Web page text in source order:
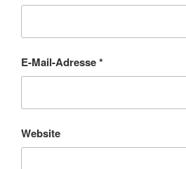
E-Mail-Adresse*
Website